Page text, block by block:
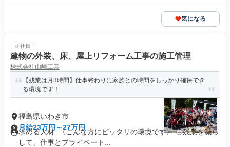
気になる
正社員
建物の外装、床、屋上リフォーム工事の施工管理
株式会社山崎工業
【残業は月3時間】仕事終わりに家族との時間をしっかり確保でき
る環境です！
福島県いわき市
月給23万円～27万円
求める人材: 〈こんな方にピッタリの環境です〉 〇残業を減ら
して、仕事とプライベート...